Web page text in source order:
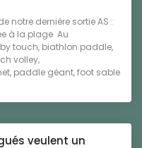
notre dernière sortie AS :
à la plage Au
touch, biathlon paddle,
volley,
paddle géant, foot sable
veulent un